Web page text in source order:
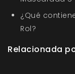
¿Qué
Rol?
Relacionada